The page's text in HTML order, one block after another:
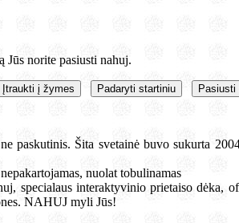
Jūs norite pasiusti nahuj.
paskutinis. Šita svetainė buvo sukurta
nuolat tobulinamas
specialaus interaktyvinio prietaiso dėka,
NAHUJ myli Jūs!